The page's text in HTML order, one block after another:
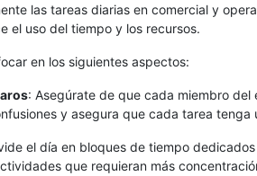
las tareas diarias en comercial y
el uso del tiempo y los recursos.
en los siguientes aspectos:
: Asegúrate de que cada miembro
y asegura que cada tarea tenga
el día en bloques de tiempo
que requieran más